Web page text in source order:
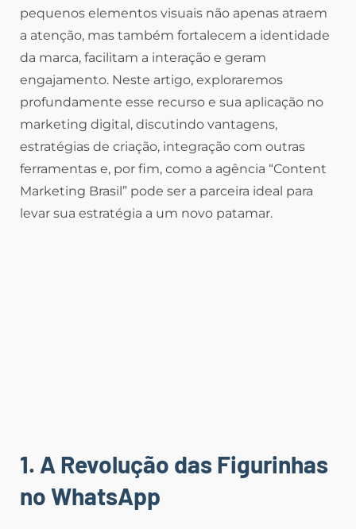
pequenos elementos visuais não apenas atraem
a atenção, mas também fortalecem a identidade
da marca, facilitam a interação e geram
engajamento. Neste artigo, exploraremos
profundamente esse recurso e sua aplicação no
marketing digital, discutindo vantagens,
estratégias de criação, integração com outras
ferramentas e, por fim, como a agência “Content
Marketing Brasil” pode ser a parceira ideal para
levar sua estratégia a um novo patamar.
1. A Revolução das Figurinhas
no WhatsApp